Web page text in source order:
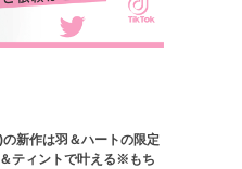
新作は羽＆ハートの限定
ティントで叶える※もち